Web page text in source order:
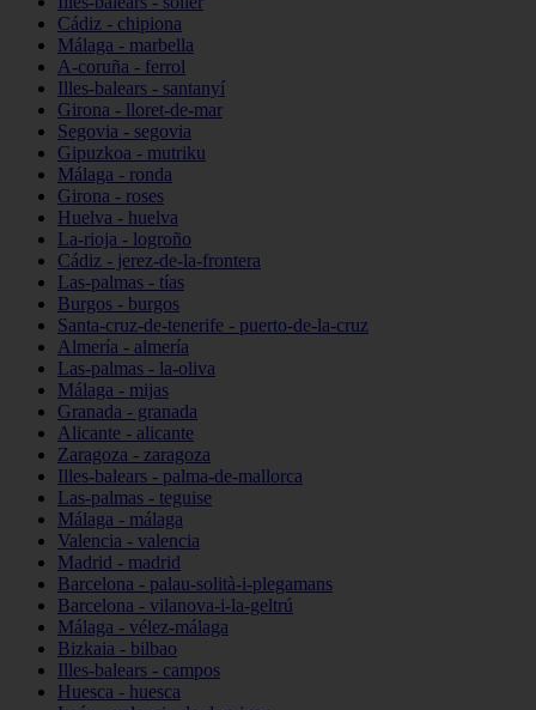
Cádiz - chipiona
Málaga - marbella
A-coruña - ferrol
Illes-balears - santanyí
Girona - lloret-de-mar
Segovia - segovia
Gipuzkoa - mutriku
Málaga - ronda
Girona - roses
Huelva - huelva
La-rioja - logroño
Cádiz - jerez-de-la-frontera
Las-palmas - tías
Burgos - burgos
Santa-cruz-de-tenerife - puerto-de-la-cruz
Almería - almería
Las-palmas - la-oliva
Málaga - mijas
Granada - granada
Alicante - alicante
Zaragoza - zaragoza
Illes-balears - palma-de-mallorca
Las-palmas - teguise
Málaga - málaga
Valencia - valencia
Madrid - madrid
Barcelona - palau-solità-i-plegamans
Barcelona - vilanova-i-la-geltrú
Málaga - vélez-málaga
Bizkaia - bilbao
Illes-balears - campos
Huesca - huesca